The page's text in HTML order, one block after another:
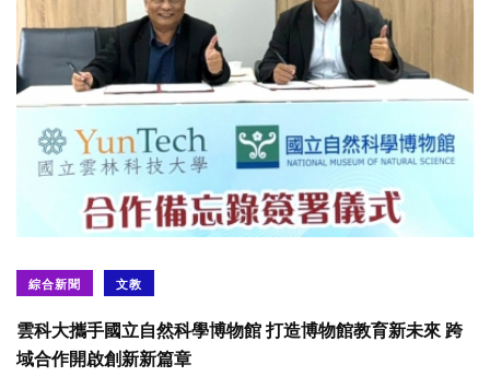
綜合新聞 文教
雲科大攜手國立自然科學博物館 打造博物館教育新未來 跨
域合作開啟創新新篇章